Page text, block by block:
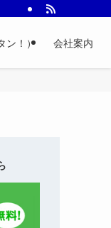
ン！） 会社案内